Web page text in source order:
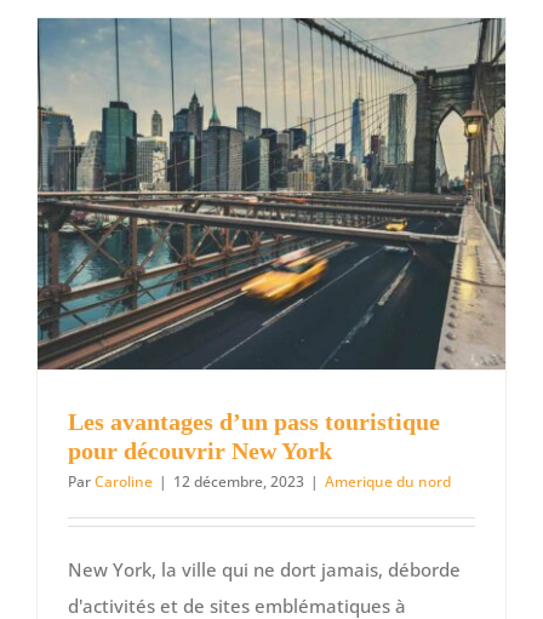
New
York
:
Top
3
des
lieux
et
visites
à
ne
pas
Les avantages d’un pass touristique
pour découvrir New York
ParCaroline | 12 décembre, 2023 | Amerique du nord
New York, la ville qui ne dort jamais, déborde
d'activités et de sites emblématiques à